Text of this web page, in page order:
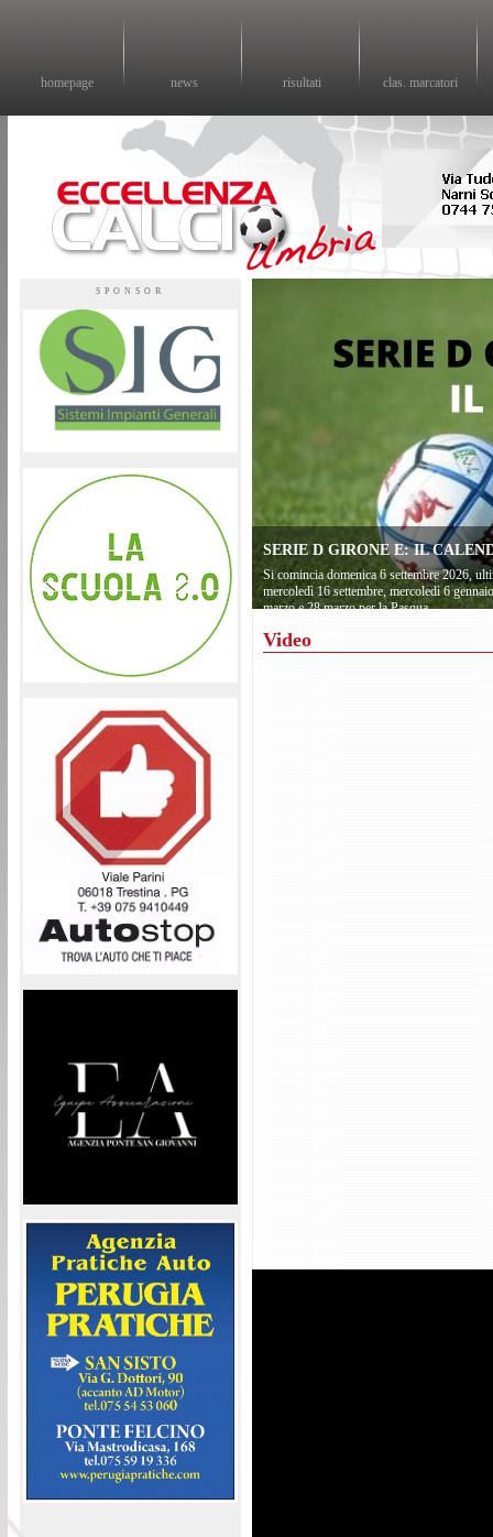
homepage news risultati clas. marcatori
SPONSOR
SERIE D GIRONE E: IL
Si comincia domenica 6 settembre 2026,
mercoledì 16 settembre, mercoledì 6
marzo e 28 marzo per la Pasqua
Video